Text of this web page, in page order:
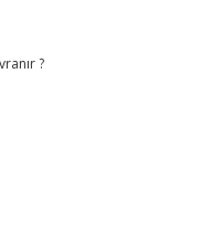
?